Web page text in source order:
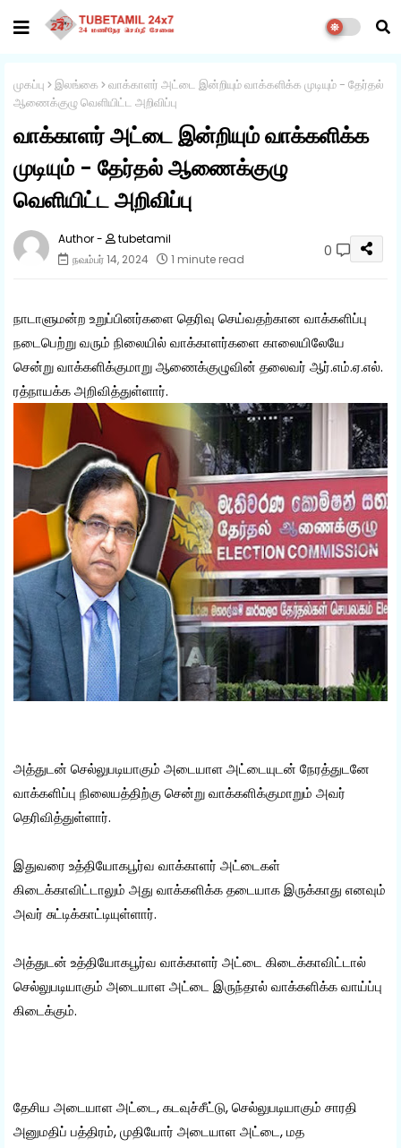
முகப்பு இலங்கை
வாக்காளர் அட்டை இன்றியும் வாக்களிக்க முடியும் - தேர்தல்
ஆணைக்குழு வெளியிட்ட அறிவிப்பு
வாக்காளர் அட்டை இன்றியும் வாக்களிக்க
முடியும் - தேர்தல் ஆணைக்குழு
வெளியிட்ட அறிவிப்பு
tubetamil
நவம்பர் 14, 2024
1 minute read 0
நாடாளுமன்ற உறுப்பினர்களை தெரிவு செய்வதற்கான வாக்களிப்பு
நடைபெற்று வரும் நிலையில் வாக்காளர்களை காலையிலேயே
சென்று வாக்களிக்குமாறு ஆணைக்குழுவின் தலைவர் ஆர்.எம்.ஏ.எல்.
ரத்நாயக்க அறிவித்துள்ளார்.
அத்துடன் செல்லுபடியாகும் அடையாள அட்டையுடன் நேரத்துடனே
வாக்களிப்பு நிலையத்திற்கு சென்று வாக்களிக்குமாறும் அவர்
தெரிவித்துள்ளார்.
இதுவரை உத்தியோகபூர்வ வாக்காளர் அட்டைகள்
கிடைக்காவிட்டாலும் அது வாக்களிக்க தடையாக இருக்காது எனவும்
அவர் சுட்டிக்காட்டியுள்ளார்.
அத்துடன் உத்தியோகபூர்வ வாக்காளர் அட்டை கிடைக்காவிட்டால்
செல்லுபடியாகும் அடையாள அட்டை இருந்தால் வாக்களிக்க வாய்ப்பு
கிடைக்கும்.
தேசிய அடையாள அட்டை, கடவுச்சீட்டு, செல்லுபடியாகும் சாரதி
அனுமதிப் பத்திரம், முதியோர் அடையாள அட்டை, மத